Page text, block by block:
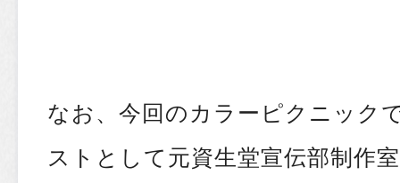
なお、今回のカラーピクニック
ストとして元資生堂宣伝部制作